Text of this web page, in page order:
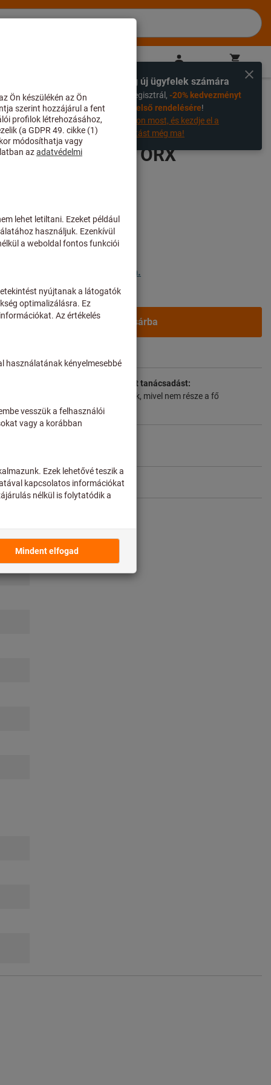
% Kizárólag új ügyfelek számára
Ha most regisztrál, -20% kedvezményt
kaphat az első rendelésére!
Regisztráljon most, és kezdje el a
megtakarítást még ma!
10IP TORX
bejelentkezés után.
A kosárba
a szállítási időt és a korlátozott tanácsadást:
a gyártótól rendeljük meg Önnek, mivel nem része a fő
tartjuk raktáron.Info